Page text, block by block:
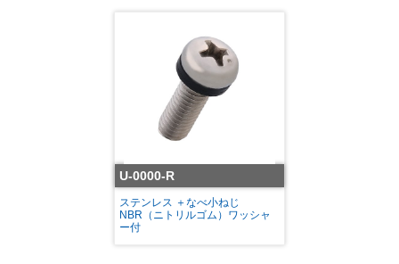
U-0000-R
ステンレス ＋なべ小ねじ
NBR（ニトリルゴム）ワッシャ
ー付